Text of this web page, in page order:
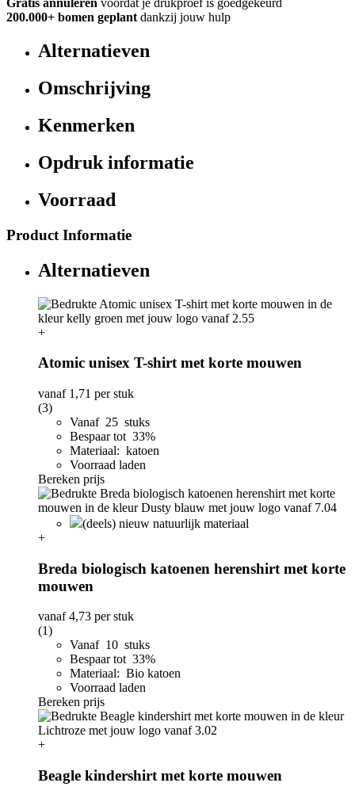
Gratis annuleren voordat je drukproef is goedgekeurd
200.000+ bomen geplant dankzij jouw hulp
Alternatieven
Omschrijving
Kenmerken
Opdruk informatie
Voorraad
Product Informatie
Alternatieven
+
Atomic unisex T-shirt met korte mouwen
vanaf 1,71 per stuk
(3)
Vanaf 25 stuks
Bespaar tot 33%
Materiaal: katoen
Voorraad laden
Bereken prijs
(deels) nieuw natuurlijk materiaal
+
Breda biologisch katoenen herenshirt met korte
mouwen
vanaf4,73 per stuk
(1)
Vanaf 10 stuks
Bespaar tot 33%
Materiaal: Bio katoen
Voorraad laden
Bereken prijs
+
Beagle kindershirt met korte mouwen